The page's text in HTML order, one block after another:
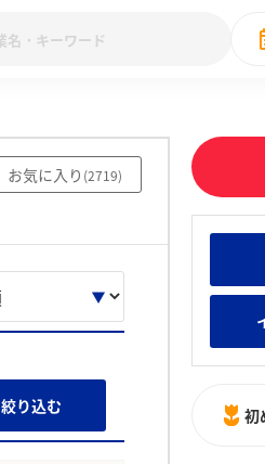
みんなの新卒就職人気企業ラ
28卒 IT・DX現場社員インタ
お気に入り (2719)
絞り込む 初